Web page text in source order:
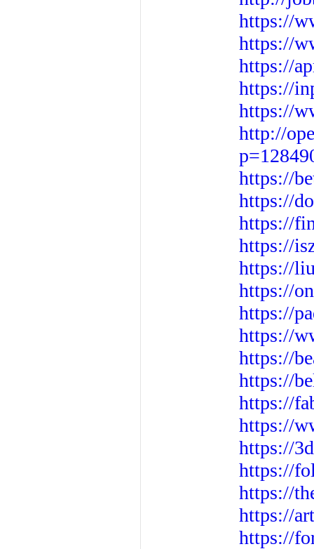
https://
https://
https://
https://
https://
http://
https://
https://
https://
https://
https://
https://
https://
https://
https://
https://
https://
https://
https://
https://
https://
https://
https://